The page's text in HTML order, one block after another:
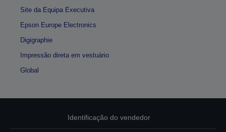
Site da Equipa Executiva
Epson Europe Electronics
Digigraphie
Impressão direta em vestuário
Global
Identificação do vendedor